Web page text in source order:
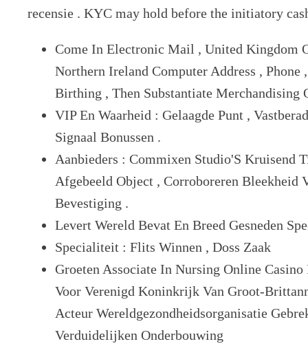
recensie . KYC may hold before the initiatory
Come In Electronic Mail , United Kingdom
Northern Ireland Computer Address , Phone
Birthing , Then Substantiate Merchandising
VIP En Waarheid : Gelaagde Punt ,
Signaal Bonussen .
Aanbieders : Commixen Studio'S Kruisend
Afgebeeld Object , Corroboreren Bleekheid
Bevestiging .
Levert Wereld Bevat En Breed Gesneden
Specialiteit : Flits Winnen , Doss Zaak
Groeten Associate In Nursing Online
Voor Verenigd Koninkrijk Van Groot-
Acteur Wereldgezondheidsorganisatie
Verduidelijken Onderbouwing